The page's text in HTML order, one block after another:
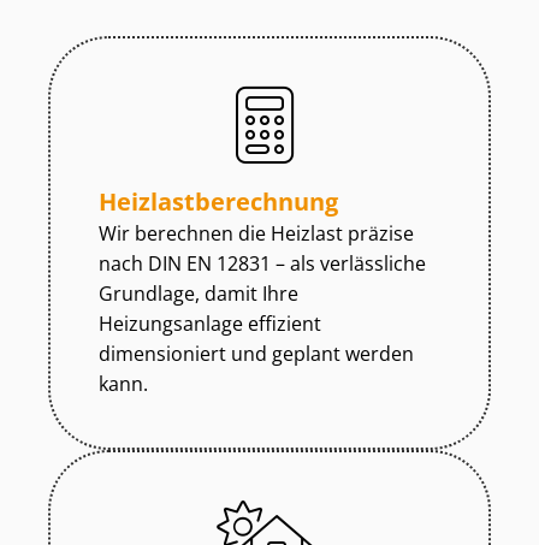
Heiz­last­be­rech­nung
Wir berechnen die Heizlast präzise
nach DIN EN 12831 – als verlässliche
Grundlage, damit Ihre
Heizungsanlage effizient
dimensioniert und geplant werden
kann.